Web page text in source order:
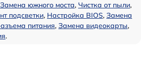
Замена южного моста, Чистка от пыли,
подсветки, Настройка BIOS, Замена
питания, Замена видеокарты,
.